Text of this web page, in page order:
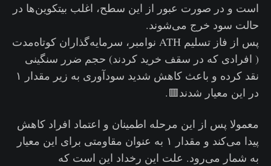
است و در صورت عبور از این سطح، اغلب بیتکوین‌ها در
حالت سود خرج می‌شوند.
پس از فاز تسلیم ATH نوامبر، سرمایه‌گذاران کوتاه‌مدت
( افرادی که در سقف خرید کردند) حجم ضرر سنگینی
نقد کرده و باعث کاهش شدید سودآوری به زیر مقدار ۱
در این معیار شدند🟥.
معمولا پس از این مرحله اطمینان و اعتماد افراد کاهش
پیدا می‌کند و مقدار ۱ به عنوان مقاومتی برای این معیار
به شمار می‌رود. علت این رخداد این است که